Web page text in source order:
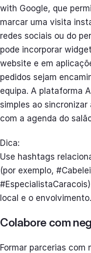
with Google, que
marcar uma visita
redes sociais ou do
pode incorporar
website e em
pedidos sejam
equipa. A plataforma
simples ao
com a agenda do
Dica:
Use hashtags
(por exemplo,
local e o envolvimento.
Colabore com
Formar parcerias com